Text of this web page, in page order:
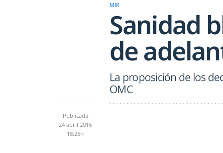
MIR
Sanidad
de
La proposición de los
OMC
Publicada
24 abril 2016
18:25h